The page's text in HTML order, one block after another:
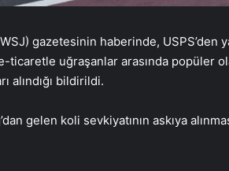
gazetesinin haberinde, USPS’den
ticaretle uğraşanlar arasında popüler
alındığı bildirildi.
gelen koli sevkiyatının askıya